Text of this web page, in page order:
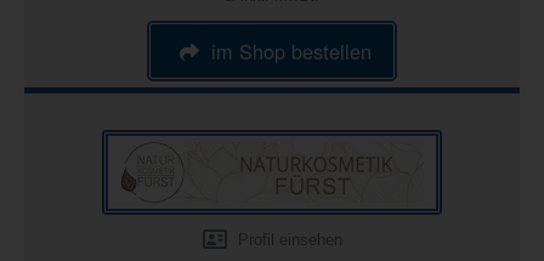
im Shop bestellen
Profil einsehen